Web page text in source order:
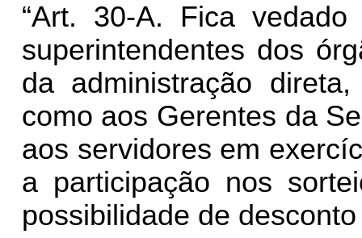
“Art. 30-A. Fica
superintendentes dos
da administração
como aos Gerentes da
aos servidores em
a participação nos
possibilidade de